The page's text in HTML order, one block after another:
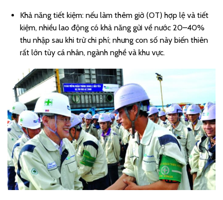
Khả năng tiết kiệm: nếu làm thêm giờ (OT) hợp lệ và tiết
kiệm, nhiều lao động có khả năng gửi về nước 20–40%
thu nhập sau khi trừ chi phí; nhưng con số này biến thiên
rất lớn tùy cá nhân, ngành nghề và khu vực.